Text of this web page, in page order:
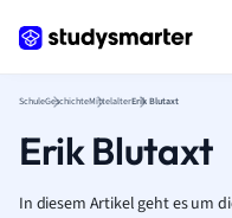
SchuleGeschichteMittelalterErik Blutaxt
Erik Blutaxt
In diesem Artikel geht es um